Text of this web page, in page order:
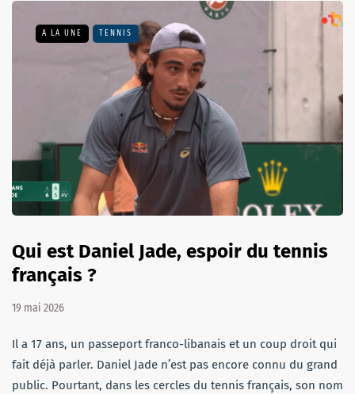
A LA UNE TENNIS
Qui est Daniel Jade, espoir du tennis
français ?
19 mai 2026
Il a 17 ans, un passeport franco-libanais et un coup droit qui
fait déjà parler. Daniel Jade n’est pas encore connu du grand
public. Pourtant, dans les cercles du tennis français, son nom